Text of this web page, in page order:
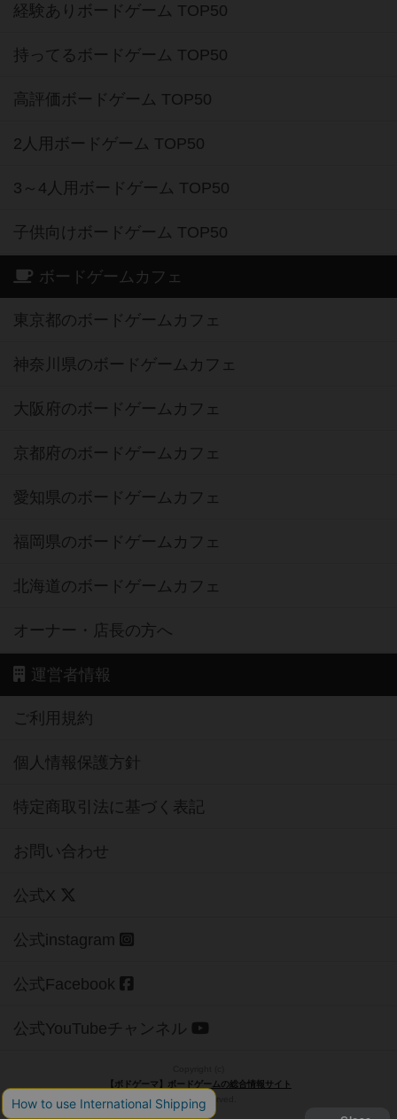
経験ありボードゲーム TOP50
持ってるボードゲーム TOP50
高評価ボードゲーム TOP50
2人用ボードゲーム TOP50
3～4人用ボードゲーム TOP50
子供向けボードゲーム TOP50
ボードゲームカフェ
東京都のボードゲームカフェ
神奈川県のボードゲームカフェ
大阪府のボードゲームカフェ
京都府のボードゲームカフェ
愛知県のボードゲームカフェ
福岡県のボードゲームカフェ
北海道のボードゲームカフェ
オーナー・店長の方へ
運営者情報
ご利用規約
個人情報保護方針
特定商取引法に基づく表記
お問い合わせ
公式X
公式instagram
公式Facebook
公式YouTubeチャンネル
【ボドゲーマ】ボードゲームの総合情報サイト
All rights reserved.